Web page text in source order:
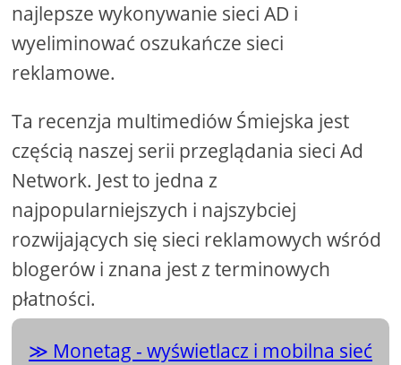
najlepsze wykonywanie sieci AD i
wyeliminować oszukańcze sieci
reklamowe.
Ta recenzja multimediów Śmiejska jest
częścią naszej serii przeglądania sieci Ad
Network. Jest to jedna z
najpopularniejszych i najszybciej
rozwijających się sieci reklamowych wśród
blogerów i znana jest z terminowych
płatności.
Monetag - wyświetlacz i mobilna sieć